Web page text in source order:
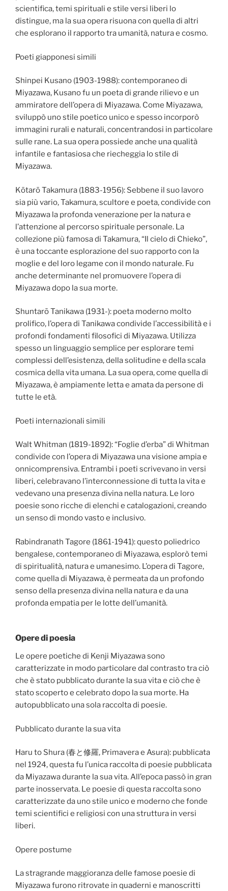
scientifica, temi spirituali e stile versi liberi lo
distingue, ma la sua opera risuona con quella di altri
che esplorano il rapporto tra umanità, natura e cosmo.
Poeti giapponesi simili
Shinpei Kusano (1903-1988): contemporaneo di
Miyazawa, Kusano fu un poeta di grande rilievo e un
ammiratore dell’opera di Miyazawa. Come Miyazawa,
sviluppò uno stile poetico unico e spesso incorporò
immagini rurali e naturali, concentrandosi in particolare
sulle rane. La sua opera possiede anche una qualità
infantile e fantasiosa che riecheggia lo stile di
Miyazawa.
Kōtarō Takamura (1883-1956): Sebbene il suo lavoro
sia più vario, Takamura, scultore e poeta, condivide con
Miyazawa la profonda venerazione per la natura e
l’attenzione al percorso spirituale personale. La
collezione più famosa di Takamura, “Il cielo di Chieko”,
è una toccante esplorazione del suo rapporto con la
moglie e del loro legame con il mondo naturale. Fu
anche determinante nel promuovere l’opera di
Miyazawa dopo la sua morte.
Shuntarō Tanikawa (1931-): poeta moderno molto
prolifico, l’opera di Tanikawa condivide l’accessibilità e i
profondi fondamenti filosofici di Miyazawa. Utilizza
spesso un linguaggio semplice per esplorare temi
complessi dell’esistenza, della solitudine e della scala
cosmica della vita umana. La sua opera, come quella di
Miyazawa, è ampiamente letta e amata da persone di
tutte le età.
Poeti internazionali simili
Walt Whitman (1819-1892): “Foglie d’erba” di Whitman
condivide con l’opera di Miyazawa una visione ampia e
onnicomprensiva. Entrambi i poeti scrivevano in versi
liberi, celebravano l’interconnessione di tutta la vita e
vedevano una presenza divina nella natura. Le loro
poesie sono ricche di elenchi e catalogazioni, creando
un senso di mondo vasto e inclusivo.
Rabindranath Tagore (1861-1941): questo poliedrico
bengalese, contemporaneo di Miyazawa, esplorò temi
di spiritualità, natura e umanesimo. L’opera di Tagore,
come quella di Miyazawa, è permeata da un profondo
senso della presenza divina nella natura e da una
profonda empatia per le lotte dell’umanità.
Opere di poesia
Le opere poetiche di Kenji Miyazawa sono
caratterizzate in modo particolare dal contrasto tra ciò
che è stato pubblicato durante la sua vita e ciò che è
stato scoperto e celebrato dopo la sua morte. Ha
autopubblicato una sola raccolta di poesie.
Pubblicato durante la sua vita
Haru to Shura (春と修羅, Primavera e Asura): pubblicata
nel 1924, questa fu l’unica raccolta di poesie pubblicata
da Miyazawa durante la sua vita. All’epoca passò in gran
parte inosservata. Le poesie di questa raccolta sono
caratterizzate da uno stile unico e moderno che fonde
temi scientifici e religiosi con una struttura in versi
liberi.
Opere postume
La stragrande maggioranza delle famose poesie di
Miyazawa furono ritrovate in quaderni e manoscritti